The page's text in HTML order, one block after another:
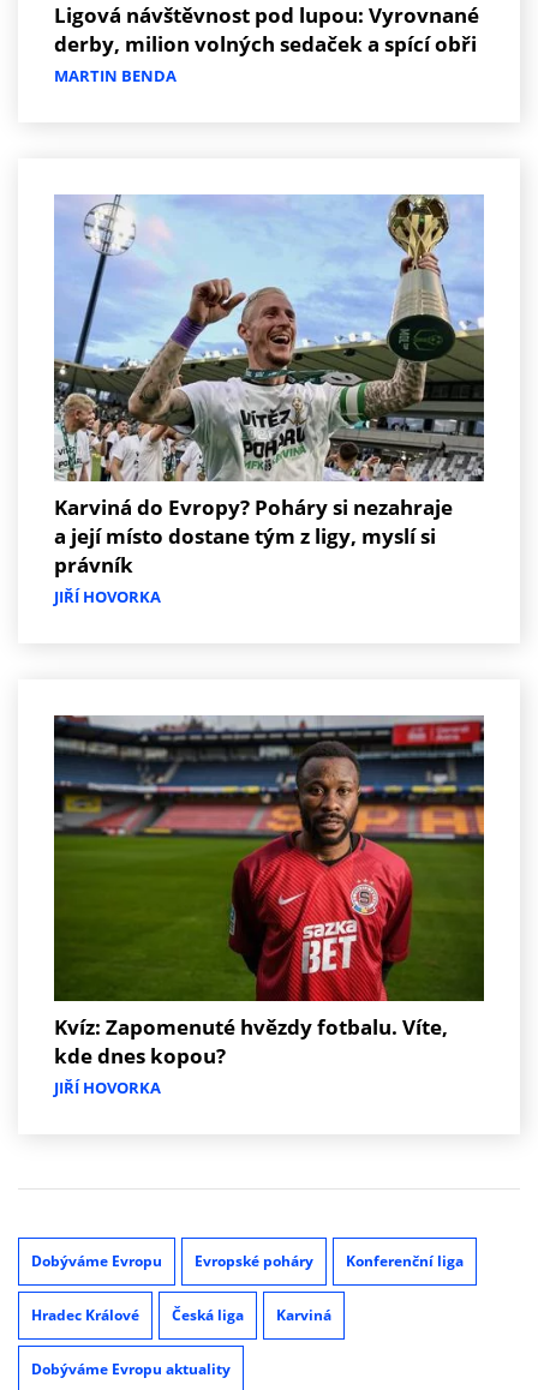
Ligová návštěvnost pod lupou: Vyrovnané
derby, milion volných sedaček a spící obři
MARTIN BENDA
Karviná do Evropy? Poháry si nezahraje
a její místo dostane tým z ligy, myslí si
právník
JIŘÍ HOVORKA
Kvíz: Zapomenuté hvězdy fotbalu. Víte,
kde dnes kopou?
JIŘÍ HOVORKA
Dobýváme Evropu Evropské poháry Konferenční liga
Hradec Králové Česká liga Karviná
Dobýváme Evropu aktuality